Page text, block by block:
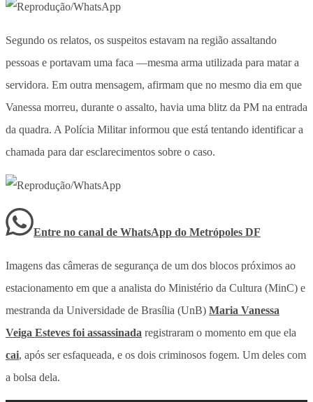
Segundo os relatos, os suspeitos estavam na região assaltando
pessoas e portavam uma faca —mesma arma utilizada para matar a
servidora. Em outra mensagem, afirmam que no mesmo dia em que
Vanessa morreu, durante o assalto, havia uma blitz da PM na entrada
da quadra. A Polícia Militar informou que está tentando identificar a
chamada para dar esclarecimentos sobre o caso.
Entre no canal de WhatsApp do Metrópoles DF
Imagens das câmeras de segurança de um dos blocos próximos ao
estacionamento em que a analista do Ministério da Cultura (MinC) e
mestranda da Universidade de Brasília (UnB) Maria Vanessa
Veiga Esteves foi assassinada registraram o momento em que ela
cai, após ser esfaqueada, e os dois criminosos fogem. Um deles com
a bolsa dela.